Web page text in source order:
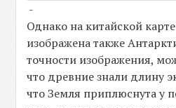
-
Однако на китайской
изображена также
точности изображения,
что древние знали длину
что Земля приплюснута у